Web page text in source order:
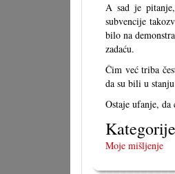
A sad je
subvencije
bilo na
zadaću.
Čim već triba
da su bili u
Ostaje ufanje,
Kategorije
Moje mišljenje